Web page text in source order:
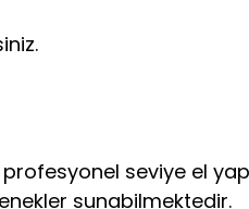
seviye el
sunabilmektedir.